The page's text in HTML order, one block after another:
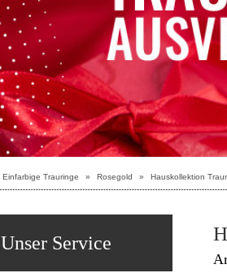
Einfarbige Trauringe » Rosegold » Hauskollektion
Unser Service